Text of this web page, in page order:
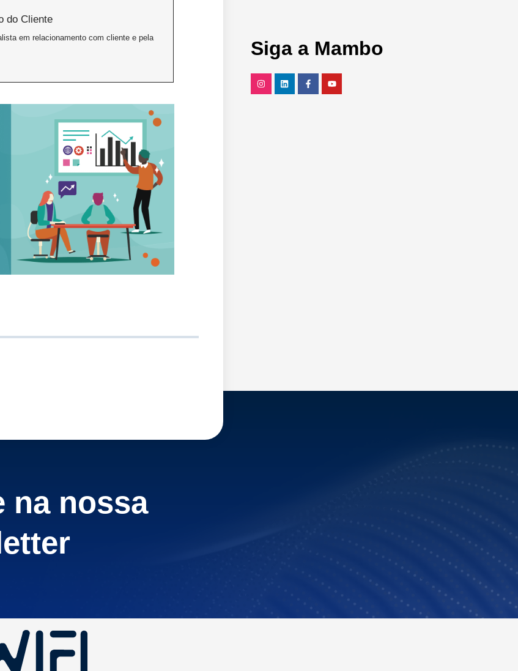
do Cliente
em relacionamento com cliente e pela
Siga a Mambo
na nossa